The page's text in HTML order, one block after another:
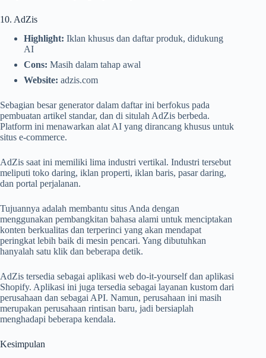
10. AdZis
Highlight: Iklan khusus dan daftar produk, didukung
AI
Cons: Masih dalam tahap awal
Website: adzis.com
Sebagian besar generator dalam daftar ini berfokus pada
pembuatan artikel standar, dan di situlah AdZis berbeda.
Platform ini menawarkan alat AI yang dirancang khusus untuk
situs e-commerce.
AdZis saat ini memiliki lima industri vertikal. Industri tersebut
meliputi toko daring, iklan properti, iklan baris, pasar daring,
dan portal perjalanan.
Tujuannya adalah membantu situs Anda dengan
menggunakan pembangkitan bahasa alami untuk menciptakan
konten berkualitas dan terperinci yang akan mendapat
peringkat lebih baik di mesin pencari. Yang dibutuhkan
hanyalah satu klik dan beberapa detik.
AdZis tersedia sebagai aplikasi web do-it-yourself dan aplikasi
Shopify. Aplikasi ini juga tersedia sebagai layanan kustom dari
perusahaan dan sebagai API. Namun, perusahaan ini masih
merupakan perusahaan rintisan baru, jadi bersiaplah
menghadapi beberapa kendala.
Kesimpulan